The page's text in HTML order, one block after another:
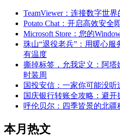
TeamViewer：连接数字世
Potato Chat：开启高效安全
Microsoft Store：您的
珠山“退役老兵”：用暖心
有温度
撕掉标签，允我定义：阿塔
时装周
国投安信：一家你可能没
国庆银行转账全攻略：避开
呼伦贝尔：四季皆景的北疆
本月热文